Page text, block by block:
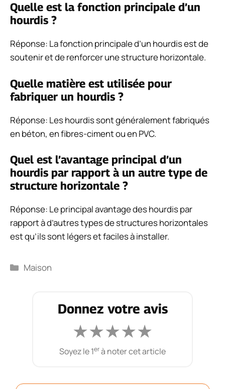
Quelle est la fonction principale d’un
hourdis ?
Réponse: La fonction principale d’un hourdis est de
soutenir et de renforcer une structure horizontale.
Quelle matière est utilisée pour
fabriquer un hourdis ?
Réponse: Les hourdis sont généralement fabriqués
en béton, en fibres-ciment ou en PVC.
Quel est l’avantage principal d’un
hourdis par rapport à un autre type de
structure horizontale ?
Réponse: Le principal avantage des hourdis par
rapport à d’autres types de structures horizontales
est qu’ils sont légers et faciles à installer.
Catégories
Maison
Donnez votre avis
★★★★★
Soyez le 1erà noter cet article